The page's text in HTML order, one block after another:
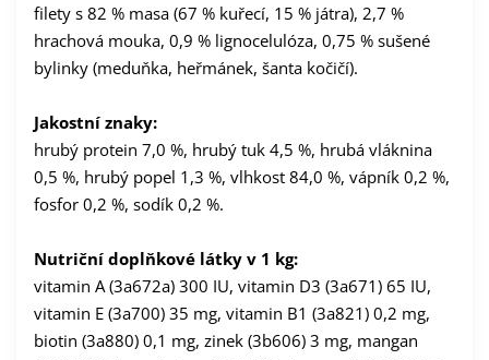
filety s 82 % masa (67 % kuřecí, 15 % játra), 2,7 %
hrachová mouka, 0,9 % lignocelulóza, 0,75 % sušené
bylinky (meduňka, heřmánek, šanta kočičí).
Jakostní znaky:
hrubý protein 7,0 %, hrubý tuk 4,5 %, hrubá vláknina
0,5 %, hrubý popel 1,3 %, vlhkost 84,0 %, vápník 0,2 %,
fosfor 0,2 %, sodík 0,2 %.
Nutriční doplňkové látky v 1 kg:
vitamin A (3a672a) 300 IU, vitamin D3 (3a671) 65 IU,
vitamin E (3a700) 35 mg, vitamin B1 (3a821) 0,2 mg,
biotin (3a880) 0,1 mg, zinek (3b606) 3 mg, mangan